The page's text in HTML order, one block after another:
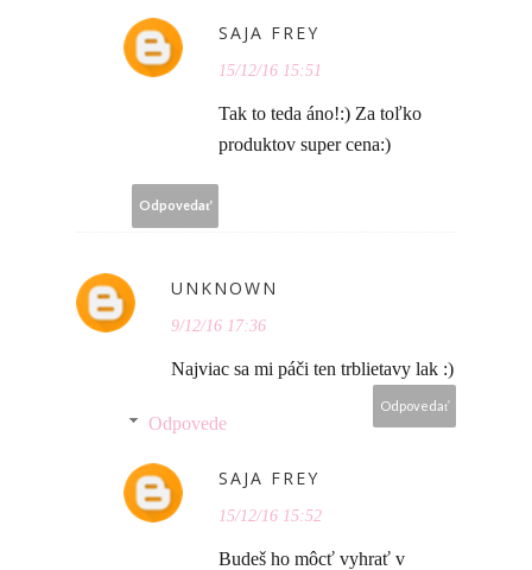
SAJA FREY
15/12/16 15:51
Tak to teda áno!:) Za toľko
produktov super cena:)
Odpovedať
UNKNOWN
9/12/16 17:36
Najviac sa mi páči ten trblietavy lak :)
Odpovedať
Odpovede
SAJA FREY
15/12/16 15:52
Budeš ho môcť vyhrať v